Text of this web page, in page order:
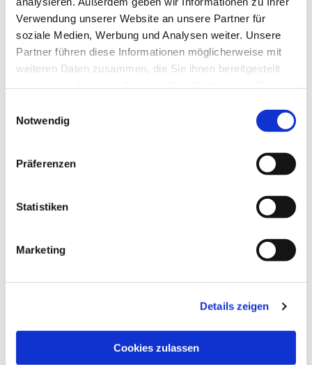
Verwendung unserer Website an unsere Partner für
soziale Medien, Werbung und Analysen weiter. Unsere
Partner führen diese Informationen möglicherweise mit
weiteren Daten zusammen, die Sie ihnen bereitgestellt
Notwendig
Präferenzen
Statistiken
Marketing
Details zeigen
Cookies zulassen
Dies könnte Sie auch